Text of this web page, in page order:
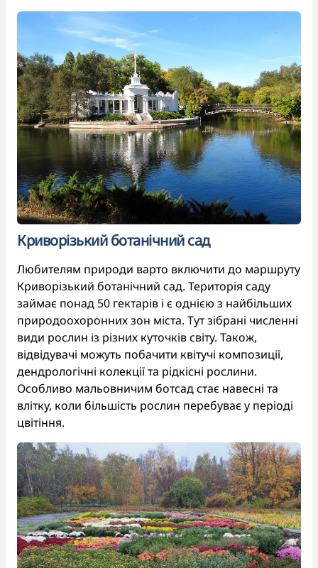
Криворізький ботанічний сад
Любителям природи варто включити до маршруту
Криворізький ботанічний сад. Територія саду
займає понад 50 гектарів і є однією з найбільших
природоохоронних зон міста. Тут зібрані численні
види рослин із різних куточків світу. Також,
відвідувачі можуть побачити квітучі композиції,
дендрологічні колекції та рідкісні рослини.
Особливо мальовничим ботсад стає навесні та
влітку, коли більшість рослин перебуває у періоді
цвітіння.